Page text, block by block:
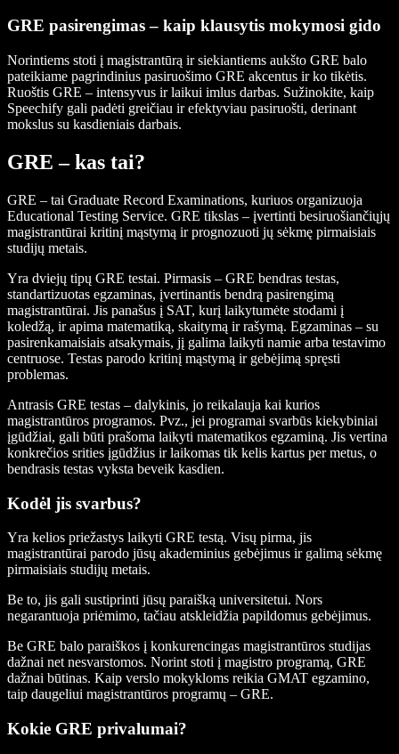
GRE pasirengimas – kaip klausytis mokymosi gido
Norintiems stoti į magistrantūrą ir siekiantiems aukšto GRE balo
pateikiame pagrindinius pasiruošimo GRE akcentus ir ko tikėtis.
Ruoštis GRE – intensyvus ir laikui imlus darbas. Sužinokite, kaip
Speechify gali padėti greičiau ir efektyviau pasiruošti, derinant
mokslus su kasdieniais darbais.
GRE – kas tai?
GRE – tai Graduate Record Examinations, kuriuos organizuoja
Educational Testing Service. GRE tikslas – įvertinti besiruošiančiųjų
magistrantūrai kritinį mąstymą ir prognozuoti jų sėkmę pirmaisiais
studijų metais.
Yra dviejų tipų GRE testai. Pirmasis – GRE bendras testas,
standartizuotas egzaminas, įvertinantis bendrą pasirengimą
magistrantūrai. Jis panašus į SAT, kurį laikytumėte stodami į
koledžą, ir apima matematiką, skaitymą ir rašymą. Egzaminas – su
pasirenkamaisiais atsakymais, jį galima laikyti namie arba testavimo
centruose. Testas parodo kritinį mąstymą ir gebėjimą spręsti
problemas.
Antrasis GRE testas – dalykinis, jo reikalauja kai kurios
magistrantūros programos. Pvz., jei programai svarbūs kiekybiniai
įgūdžiai, gali būti prašoma laikyti matematikos egzaminą. Jis vertina
konkrečios srities įgūdžius ir laikomas tik kelis kartus per metus, o
bendrasis testas vyksta beveik kasdien.
Kodėl jis svarbus?
Yra kelios priežastys laikyti GRE testą. Visų pirma, jis
magistrantūrai parodo jūsų akademinius gebėjimus ir galimą sėkmę
pirmaisiais studijų metais.
Be to, jis gali sustiprinti jūsų paraišką universitetui. Nors
negarantuoja priėmimo, tačiau atskleidžia papildomus gebėjimus.
Be GRE balo paraiškos į konkurencingas magistrantūros studijas
dažnai net nesvarstomos. Norint stoti į magistro programą, GRE
dažnai būtinas. Kaip verslo mokykloms reikia GMAT egzamino,
taip daugeliui magistrantūros programų – GRE.
Kokie GRE privalumai?